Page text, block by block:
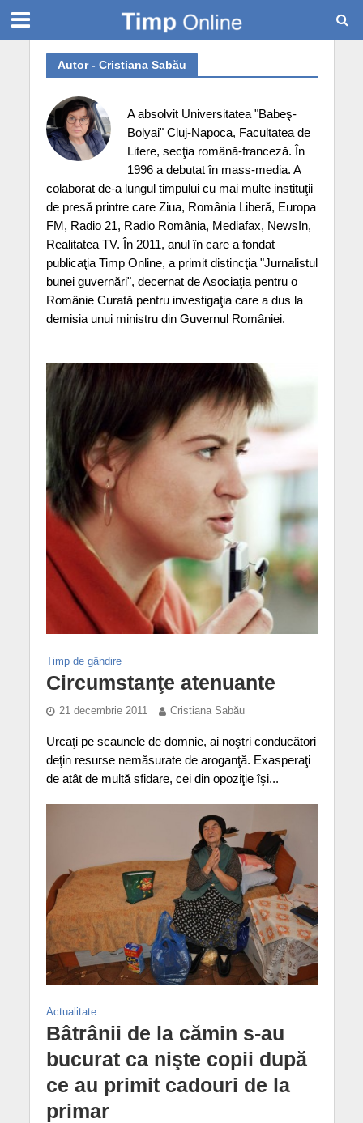
Autor - Cristiana Sabău
A absolvit Universitatea "Babeş-
Bolyai" Cluj-Napoca, Facultatea de
Litere, secţia română-franceză. În
1996 a debutat în mass-media. A
colaborat de-a lungul timpului cu mai multe instituţii
de presă printre care Ziua, România Liberă, Europa
FM, Radio 21, Radio România, Mediafax, NewsIn,
Realitatea TV. În 2011, anul în care a fondat
publicaţia Timp Online, a primit distincţia "Jurnalistul
bunei guvernări", decernat de Asociaţia pentru o
Românie Curată pentru investigaţia care a dus la
demisia unui ministru din Guvernul României.
Timp de gândire
Circumstanţe atenuante
21 decembrie 2011 Cristiana Sabău
Urcaţi pe scaunele de domnie, ai noştri conducători
deţin resurse nemăsurate de aroganţă. Exasperaţi
de atât de multă sfidare, cei din opoziţie îşi...
Actualitate
Bâtrânii de la cămin s-au
bucurat ca nişte copii după
ce au primit cadouri de la
primar